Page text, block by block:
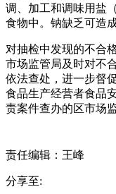
调、加工和调味用盐
食物中。钠缺乏可造
对抽检中发现的不合
市场监管局及时对不
依法查处，进一步督
食品生产经营者食品
责案件查办的区市场
责任编辑：王峰
分享至: